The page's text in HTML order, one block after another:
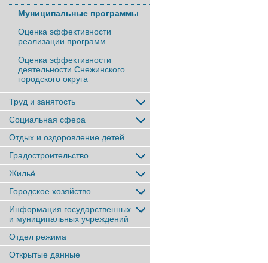
Муниципальные программы
Оценка эффективности
реализации программ
Оценка эффективности
деятельности Снежинского
городского округа
Труд и занятость
Социальная сфера
Отдых и оздоровление детей
Градостроительство
Жильё
Городское хозяйство
Информация государственных
и муниципальных учреждений
Отдел режима
Открытые данные